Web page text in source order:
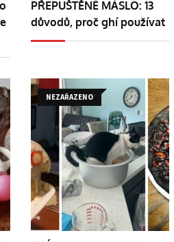
PŘEPUŠTĚNÉ MÁSLO: 13
důvodů, proč ghí používat
NEZAŘAZENO